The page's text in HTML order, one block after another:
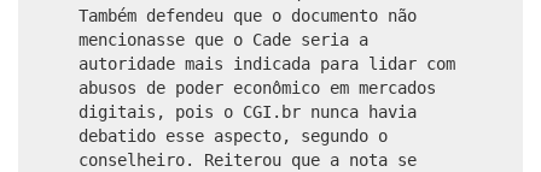
Também defendeu que o documento não
mencionasse que o Cade seria a
autoridade mais indicada para lidar com
abusos de poder econômico em mercados
digitais, pois o CGI.br nunca havia
debatido esse aspecto, segundo o
conselheiro. Reiterou que a nota se